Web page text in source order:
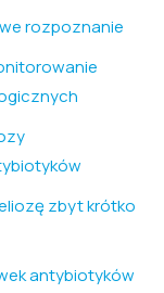
rozpoznanie
zbyt krótko
antybiotyków